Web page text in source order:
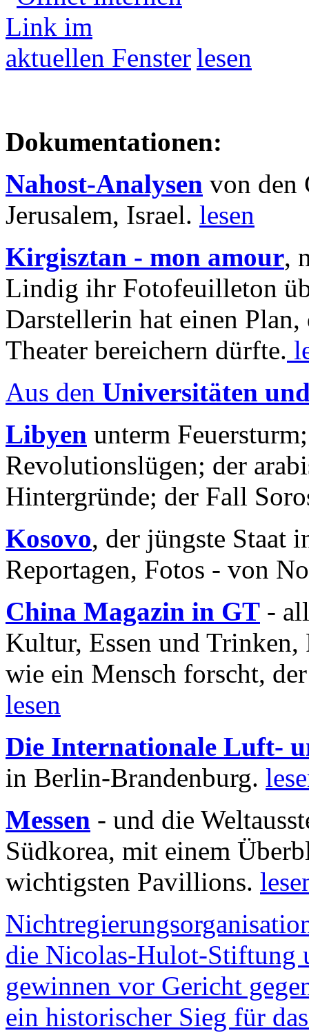
lesen
Dokumentationen:
Nahost-Analysen von den
Jerusalem, Israel. lesen
Kirgisztan - mon amour,
Lindig ihr Fotofeuilleton
Darstellerin hat einen Plan,
Theater bereichern dürfte.
Aus den Universitäten
Libyen unterm
Revolutionslügen; der
Hintergründe; der Fall
Kosovo, der jüngste Staat
Reportagen, Fotos - von
China Magazin in GT -
Kultur, Essen und
wie ein Mensch forscht,
lesen
Die Internationale Luft-
in Berlin-Brandenburg.
Messen - und die
Südkorea, mit einem
wichtigsten Pavillions.
die Nicolas-Hulot-Stiftung
gewinnen vor Gericht
ein historischer Sieg für